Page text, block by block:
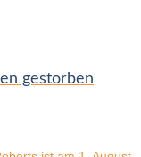
gestorben